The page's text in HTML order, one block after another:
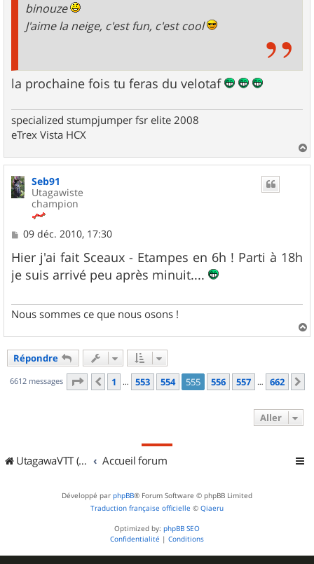
binouze
J'aime la neige, c'est fun, c'est cool
la prochaine fois tu feras du velotaf
specialized stumpjumper fsr elite 2008
eTrex Vista HCX
a
u
Seb91
Utagawiste
champion
M
s
s
a
09 déc. 2010, 17:30
Hier j'ai fait Sceaux - Etampes en 6h ! Parti à 18h
je suis arrivé peu après minuit....
Nous sommes ce que nous osons !
a
Répondre
6612 messages Page 555 sur662
Précédent
1 … 553 554 555 556 557 … 662
Aller
UtagawaVTT (Randos VTT et VTTAE avec traces GPS) Accueil forum
Développé par phpBB® Forum Software © phpBB Limited
Traduction française officielle © Qiaeru
Optimized by: phpBB SEO
Confidentialité | Conditions